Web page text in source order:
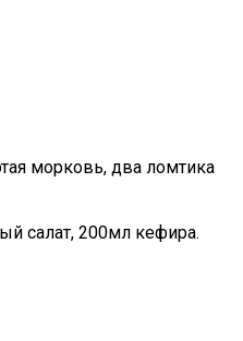
морковь, два ломтика
салат, 200мл кефира.